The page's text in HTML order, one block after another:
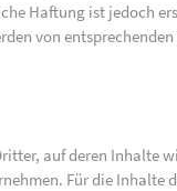
Haftung ist jedoch
von
auf deren Inhalte
Für die Inhalte